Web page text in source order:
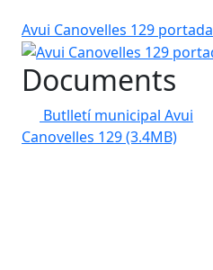
Avui Canovelles 129 portada
Documents
Butlletí municipal Avui
Canovelles 129(3.4MB)